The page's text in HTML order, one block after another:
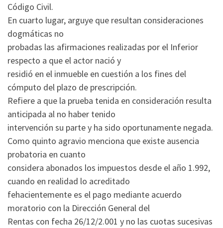
Código Civil.
En cuarto lugar, arguye que resultan consideraciones
dogmáticas no
probadas las afirmaciones realizadas por el Inferior
respecto a que el actor nació y
residió en el inmueble en cuestión a los fines del
cómputo del plazo de prescripción.
Refiere a que la prueba tenida en consideración resulta
anticipada al no haber tenido
intervención su parte y ha sido oportunamente negada.
Como quinto agravio menciona que existe ausencia
probatoria en cuanto
considera abonados los impuestos desde el año 1.992,
cuando en realidad lo acreditado
fehacientemente es el pago mediante acuerdo
moratorio con la Dirección General del
Rentas con fecha 26/12/2.001 y no las cuotas sucesivas